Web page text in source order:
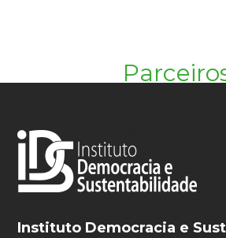
Instituto Democracia e